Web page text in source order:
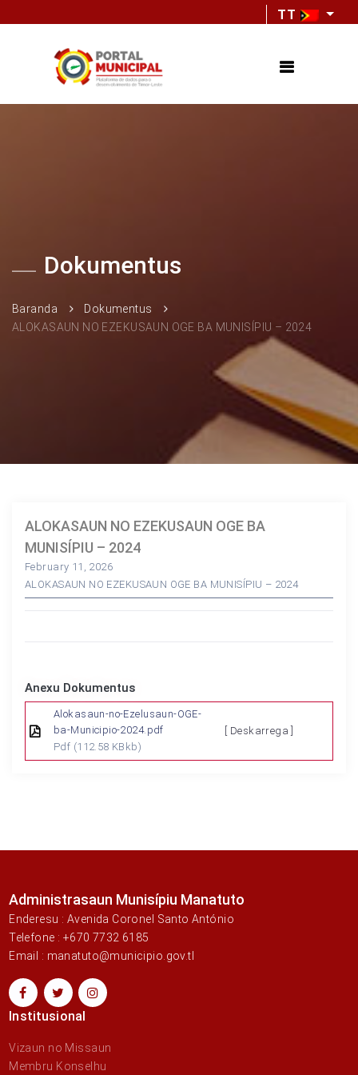
TT
Dokumentus
Baranda
Dokumentus
ALOKASAUN NO EZEKUSAUN OGE BA MUNISÍPIU – 2024
ALOKASAUN NO EZEKUSAUN OGE BA
MUNISÍPIU – 2024
February 11, 2026
ALOKASAUN NO EZEKUSAUN OGE BA MUNISÍPIU – 2024
Anexu Dokumentus
Alokasaun-no-Ezelusaun-OGE-
ba-Municipio-2024.pdf
Pdf (112.58 KBkb)
[ Deskarrega ]
Administrasaun Munisípiu Manatuto
Enderesu : Avenida Coronel Santo António
Telefone : +670 7732 6185
Email : manatuto@municipio.gov.tl
Institusional
Vizaun no Missaun
Membru Konselhu